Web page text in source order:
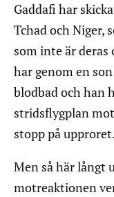
Gaddafi har
Tchad och Niger,
som inte är
har genom en
blodbad och han
stridsflygplan
stopp på upproret.
Men så här långt
motreaktionen